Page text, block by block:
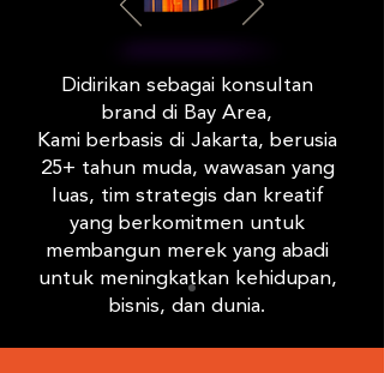
Didirikan sebagai konsultan
brand di Bay Area,
Kami berbasis di Jakarta, berusia
25+ tahun muda, wawasan yang
luas, tim strategis dan kreatif
yang berkomitmen untuk
membangun merek yang abadi
untuk meningkatkan kehidupan,
bisnis, dan dunia.